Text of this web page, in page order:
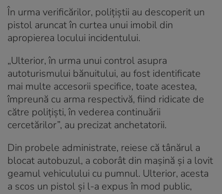
În urma verificărilor, polițiștii au descoperit un
pistol aruncat în curtea unui imobil din
apropierea locului incidentului.
„Ulterior, în urma unui control asupra
autoturismului bănuitului, au fost identificate
mai multe accesorii specifice, toate acestea,
împreună cu arma respectivă, fiind ridicate de
către polițiști, în vederea continuării
cercetărilor”, au precizat anchetatorii.
Din probele administrate, reiese că tânărul a
blocat autobuzul, a coborât din mașină și a lovit
geamul vehiculului cu pumnul. Ulterior, acesta
a scos un pistol și l-a expus în mod public,